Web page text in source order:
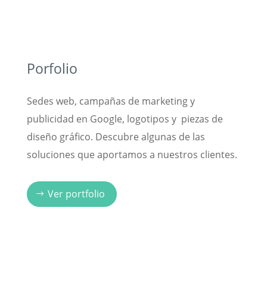
Porfolio
Sedes web, campañas de marketing y
publicidad en Google, logotipos y piezas de
diseño gráfico. Descubre algunas de las
soluciones que aportamos a nuestros clientes.
Ver portfolio